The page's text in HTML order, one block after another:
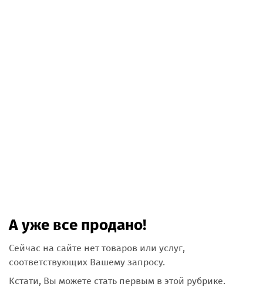
А уже все продано!
Сейчас на сайте нет товаров или услуг,
соответствующих Вашему запросу.
Кстати, Вы можете стать первым в этой рубрике.